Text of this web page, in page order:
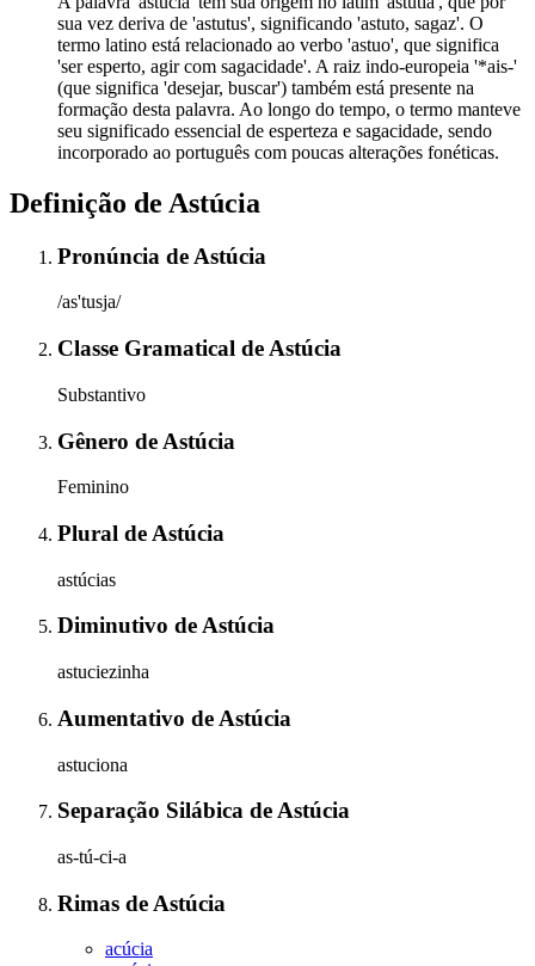
sua vez deriva de 'astutus', significando 'astuto, sagaz'. O
termo latino está relacionado ao verbo 'astuo', que significa
'ser esperto, agir com sagacidade'. A raiz indo-europeia '*ais-'
(que significa 'desejar, buscar') também está presente na
formação desta palavra. Ao longo do tempo, o termo manteve
seu significado essencial de esperteza e sagacidade, sendo
incorporado ao português com poucas alterações fonéticas.
Definição de Astúcia
Pronúncia de Astúcia
/as'tusja/
Classe Gramatical de Astúcia
Substantivo
Gênero de Astúcia
Feminino
Plural de Astúcia
astúcias
Diminutivo deAstúcia
astuciezinha
Aumentativo de Astúcia
astuciona
Separação Silábica deAstúcia
as-tú-ci-a
Rimas de Astúcia
acúcia